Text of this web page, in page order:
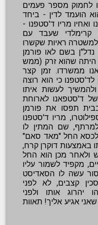
לחמוק מספר פעמים
החוק. בשנת 1972 הוא הועמד לדין - ביחד
מריו ד'סטפנו -
קרימלדי שעבד עם
למשטרה ראיות שקשרו
בשם לאו פורמן
היתה שהוא זרק (ממש
ממשרדו. זמן קצר
כי הוא רוצה
לעשות איתו
של ד'סטפאנו לארוחת
תפסו את פורמן
מריו ד'סטפנו
למרתף, שם המתין לו
לכסא החל "מאד סאם"
באמצעות דוקרן קרח,
ולאחר מכן הוא החל
מקפיד לשמור עליו
עשה לו הסאדיסט
קצבים, לא לפני
יהרוג אותו ולפני
אגיע אליך! תאוות